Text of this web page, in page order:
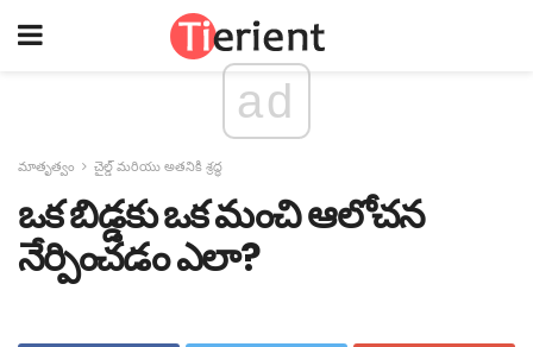
ad
మాతృత్వం చైల్డ్ మరియు అతనికి శ్రద్ధ
ఒక బిడ్డకు ఒక మంచి ఆలోచన
నేర్పించడం ఎలా?